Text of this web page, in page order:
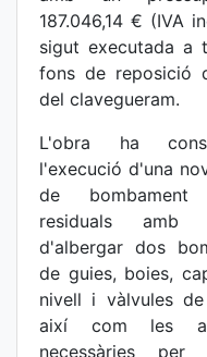
187.046,14 € (IVA
sigut executada a
fons de reposició
del clavegueram.
L'obra ha
l'execució d'una
de bombament
residuals amb
d'albergar dos
de guies, boies,
nivell i vàlvules
així com les
necessàries